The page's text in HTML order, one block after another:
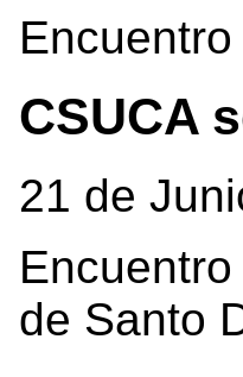
CSUCA
21 de
de Santo